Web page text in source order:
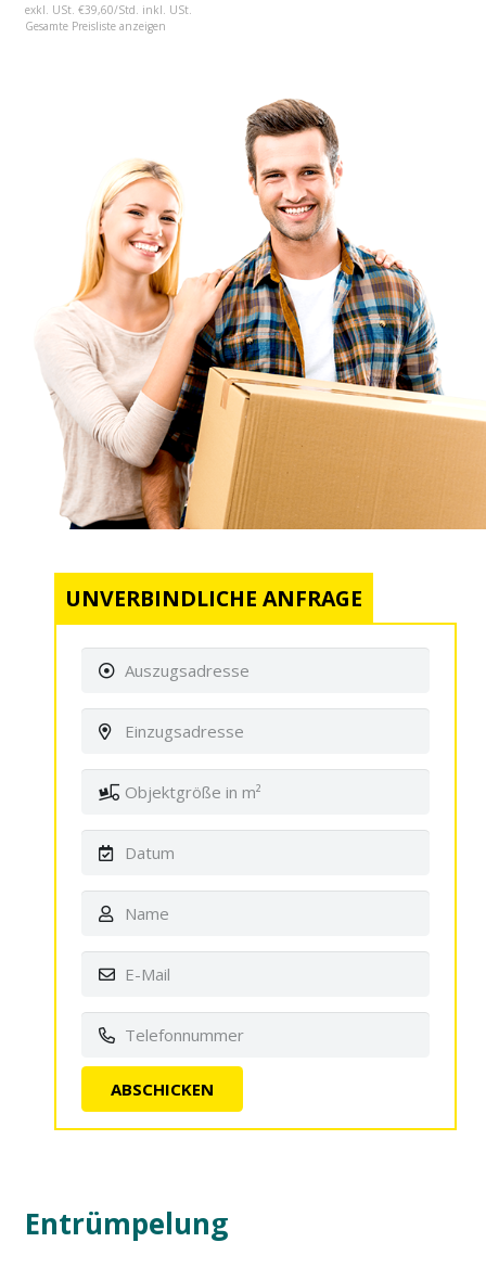
exkl. USt. €39,60/Std. inkl. USt.
Gesamte Preisliste anzeigen
UNVERBINDLICHE ANFRAGE
Entrümpelung